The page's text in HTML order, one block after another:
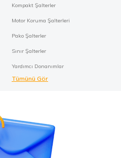
Kompakt Şalterler
Motor Koruma Şalterleri
Pako Şalterler
Sınır Şalterler
Yardımcı Donanımlar
Tümünü Gör